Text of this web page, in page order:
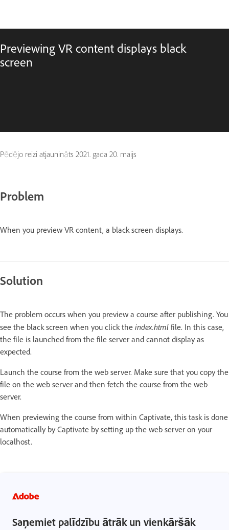
Previewing VR content displays black
screen
Pēdējo reizi atjaunināts 2021. gada 20. maijs
Problem
When you preview VR content, a black screen displays.
Solution
The problem occurs when you preview a course after publishing. You
see the black screen when you click the index.html file. In this case,
the file is launched from the file server and cannot display as
expected.
Launch the course from the web server. Make sure that you copy the
file on the web server and then fetch the course from the web
server.
When previewing the course from within Captivate, this task is done
automatically by Captivate by setting up the web server on your
localhost.
Saņemiet palīdzību ātrāk un vienkāršāk